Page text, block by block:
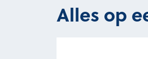
Alles op